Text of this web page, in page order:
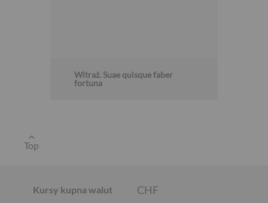
Witraż. Suae quisque faber
fortuna
Top
Kursy kupna walut CHF